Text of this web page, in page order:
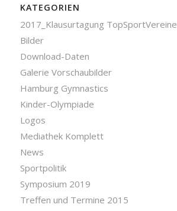
KATEGORIEN
2017_Klausurtagung TopSportVereine
Bilder
Download-Daten
Galerie Vorschaubilder
Hamburg Gymnastics
Kinder-Olympiade
Logos
Mediathek Komplett
News
Sportpolitik
Symposium 2019
Treffen und Termine 2015